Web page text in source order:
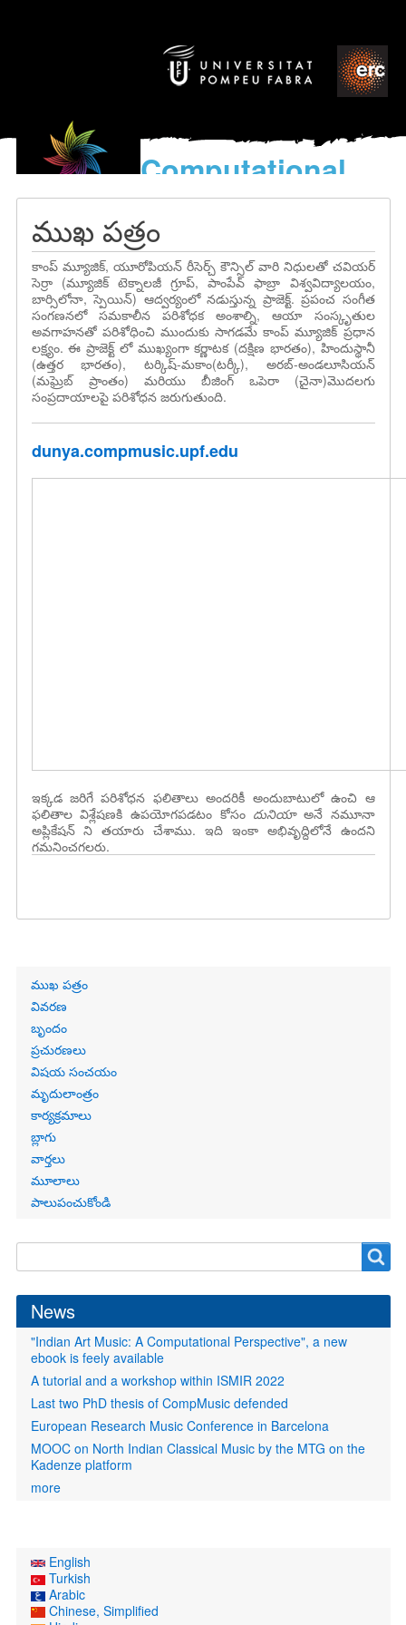
Computational
models
ముఖ పత్రం
కాంప్ మ్యూజిక్, యూరోపియన్ రీసెర్చ్ కౌన్సిల్ వారి నిధులతో చవియర్
సెర్రా (మ్యూజిక్ టెక్నాలజీ గ్రూప్, పాంపేవ్ ఫాబ్రా విశ్వవిద్యాలయం,
బార్సిలోనా, స్పెయిన్) ఆద్వర్యంలో నడుస్తున్న ప్రాజెక్ట్. ప్రపంచ సంగీత
సంగణనలో సమకాలీన పరిశోధక అంశాల్ని, ఆయా సంస్కృతుల
అవగాహనతో పరిశోధించి ముందుకు సాగడమే కాంప్ మ్యూజిక్ ప్రధాన
లక్ష్యం. ఈ ప్రాజెక్ట్ లో ముఖ్యంగా కర్ణాటక (దక్షిణ భారతం), హిందుస్థానీ
(ఉత్తర భారతం), టర్కిష్-మకాం(టర్కీ), అరబ్-అండలూసియన్
(మఘ్రెబ్ ప్రాంతం) మరియు బీజింగ్ ఒపెరా (చైనా)మొదలగు
సంప్రదాయాలపై పరిశోధన జరుగుతుంది.
dunya.compmusic.upf.edu
ఇక్కడ జరిగే పరిశోధన ఫలితాలు అందరికీ అందుబాటులో ఉంచి ఆ
ఫలితాల విశ్లేషణకి ఉపయోగపడటం కోసం దునియాఅనే నమూనా
అప్లికేషన్ ని తయారు చేశాము. ఇది ఇంకా అభివృద్దిలోనే ఉందని
గమనించగలరు.
Primary
links
ముఖ పత్రం
వివరణ
బృందం
ప్రచురణలు
విషయ సంచయం
మృదులాంత్రం
కార్యక్రమాలు
బ్లాగు
వార్తలు
మూలాలు
పాలుపంచుకోండి
form
News
"Indian Art Music: A Computational Perspective", a new
ebook is feely available
A tutorial and a workshop within ISMIR 2022
Last two PhD thesis of CompMusic defended
European Research Music Conference in Barcelona
MOOC on North Indian Classical Music by the MTG on the
Kadenze platform
more
English
Turkish
Arabic
Chinese, Simplified